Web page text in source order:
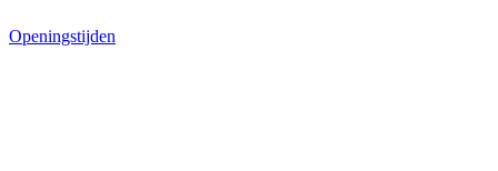
Openingstijden